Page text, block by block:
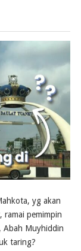
yg akan
ramai pemimpin
Abah Muyhiddin
taring?